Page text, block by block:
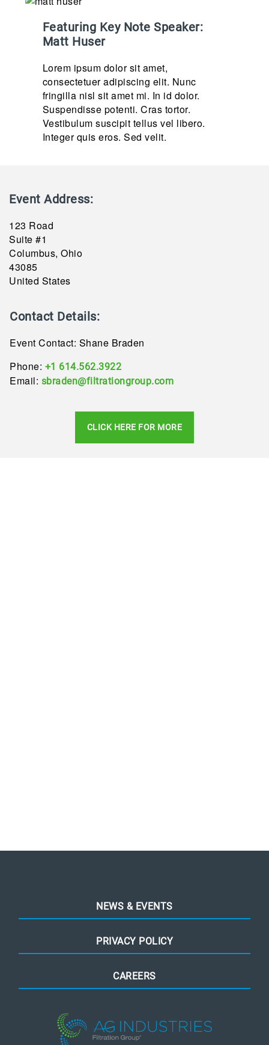
Featuring Key Note Speaker:
Matt Huser
Lorem ipsum dolor sit amet,
consectetuer adipiscing elit. Nunc
fringilla nisl sit amet mi. In id dolor.
Suspendisse potenti. Cras tortor.
Vestibulum suscipit tellus vel libero.
Integer quis eros. Sed velit.
Event Address:
123 Road
Suite #1
Columbus, Ohio
43085
United States
Contact Details:
Event Contact: Shane Braden
Phone: +1 614.562.3922
Email: sbraden@filtrationgroup.com
CLICK HERE FOR MORE
NEWS & EVENTS
PRIVACY POLICY
CAREERS